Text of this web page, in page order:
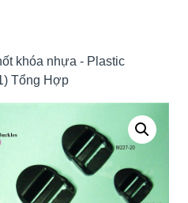
khóa nhựa - Plastic
Tổng Hợp